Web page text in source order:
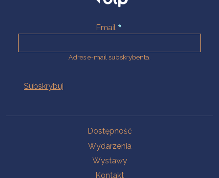
Email
Adres e-mail subskrybenta.
Dostępność
Wydarzenia
Wystawy
Kontakt